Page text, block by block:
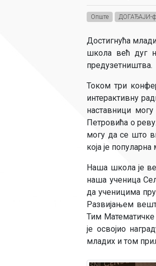
Опште ДОГАЂАЈИ-
Достигнућа
школа већ дуг
предузетништва.
Током три
интерактивну
наставници
Петровића о
могу да се што
која је
Наша школа је
наша ученица
да ученицима
Развијањем
Тим
је освојио
младих и том